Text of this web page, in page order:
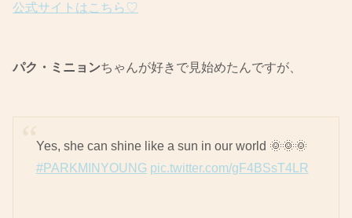
公式サイトはこちら♡
パク・ミニョンちゃんが好きで見始めたんですが、
Yes, she can shine like a sun in our world 🌞🌞🌞
#PARKMINYOUNG pic.twitter.com/gF4BSsT4LR